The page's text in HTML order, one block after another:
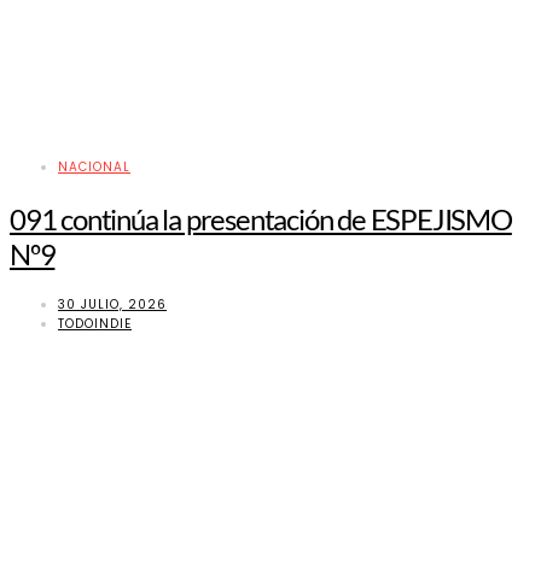
NACIONAL
091 continúa la presentación de ESPEJISMO
Nº9
30 JULIO, 2026
TODOINDIE